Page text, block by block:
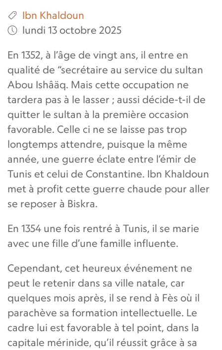
Ibn Khaldoun
lundi 13 octobre 2025
En 1352, à l’âge de vingt ans, il entre en
qualité de “secrétaire au service du sultan
Abou Ishâäq. Mais cette occupation ne
tardera pas à le lasser ; aussi décide-t-il de
quitter le sultan à la première occasion
favorable. Celle ci ne se laisse pas trop
longtemps attendre, puisque la même
année, une guerre éclate entre l’émir de
Tunis et celui de Constantine. Ibn Khaldoun
met à profit cette guerre chaude pour aller
se reposer à Biskra.
En 1354 une fois rentré à Tunis, il se marie
avec une fille d’une famille influente.
Cependant, cet heureux événement ne
peut le retenir dans sa ville natale, car
quelques mois après, il se rend à Fès où il
parachève sa formation intellectuelle. Le
cadre lui est favorable à tel point, dans la
capitale mérinide, qu’il réussit grâce à sa